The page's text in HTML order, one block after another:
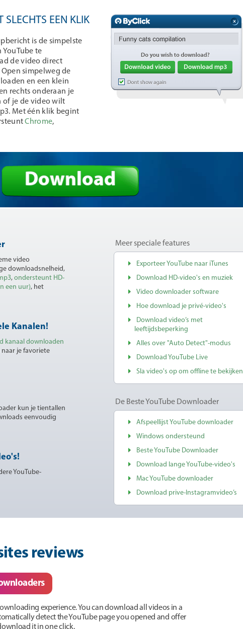
EEN KLIK
is de simpelste
YouTube te
de video direct
simpelweg de
en een klein
rechts onderaan je
of je de video wilt
Met één klik begint
Chrome,
Download
video
downloadsnelheid,
, ondersteunt HD-
een uur), het
Kanalen!
kanaal downloaden
naar je favoriete
kun je tientallen
eenvoudig
YouTube-
Meer speciale features
Exporteer YouTube naar iTunes
Download HD-video's en muziek
Video downloader software
Hoe download je privé-video's
Download video’s met
leeftijdsbeperking
Alles over "Auto Detect"-modus
Download YouTube Live
Sla video's op om offline te bekijken
De Beste YouTube Downloader
Afspeellijst YouTube downloader
Windows ondersteund
Beste YouTube Downloader
Download lange YouTube-video's
Mac YouTube downloader
Download prive-Instagramvideo’s
reviews
experience. You can download all videos in a
detect the YouTube page you opened and offer
it in one click.